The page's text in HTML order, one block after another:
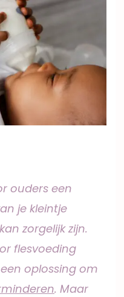
ouders een
je kleintje
zorgelijk zijn.
flesvoeding
oplossing om
. Maar